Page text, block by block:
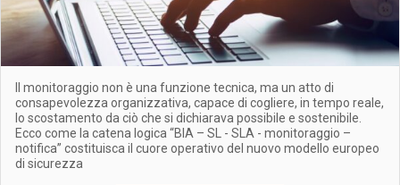
Il monitoraggio non è una funzione tecnica, ma un atto di
consapevolezza organizzativa, capace di cogliere, in tempo reale,
lo scostamento da ciò che si dichiarava possibile e sostenibile.
Ecco come la catena logica “BIA – SL - SLA - monitoraggio –
notifica” costituisca il cuore operativo del nuovo modello europeo
di sicurezza